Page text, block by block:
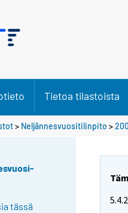
Tietoa tilastoista
> Neljännesvuositilinpito >
tässä